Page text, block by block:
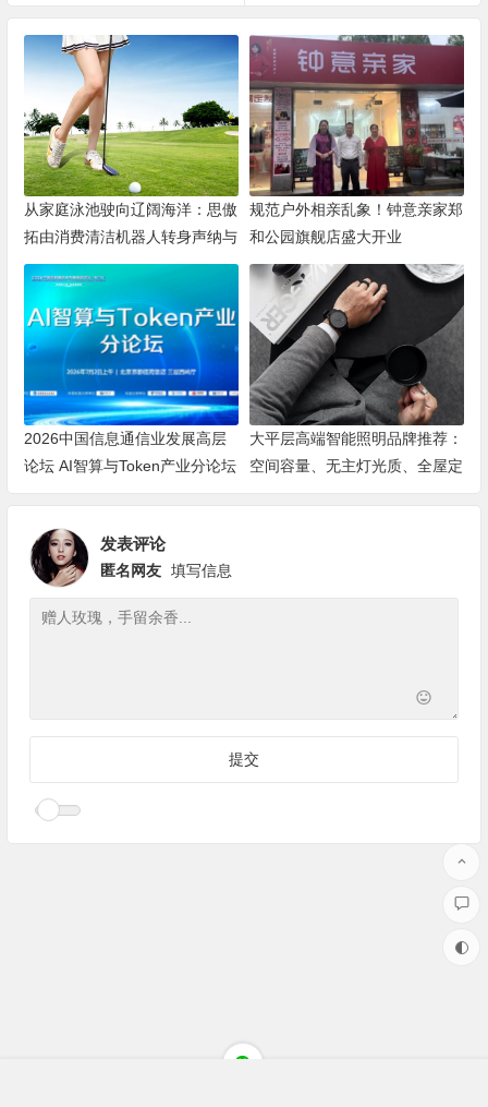
从家庭泳池驶向辽阔海洋：思傲
拓由消费清洁机器人转身声纳与
海洋机器人赛道
规范户外相亲乱象！钟意亲家郑
和公园旗舰店盛大开业
2026中国信息通信业发展高层
论坛 AI智算与Token产业分论坛
顺利举办
大平层高端智能照明品牌推荐：
空间容量、无主灯光质、全屋定
制、长期售后四个维度全解析
发表评论
匿名网友 填写信息